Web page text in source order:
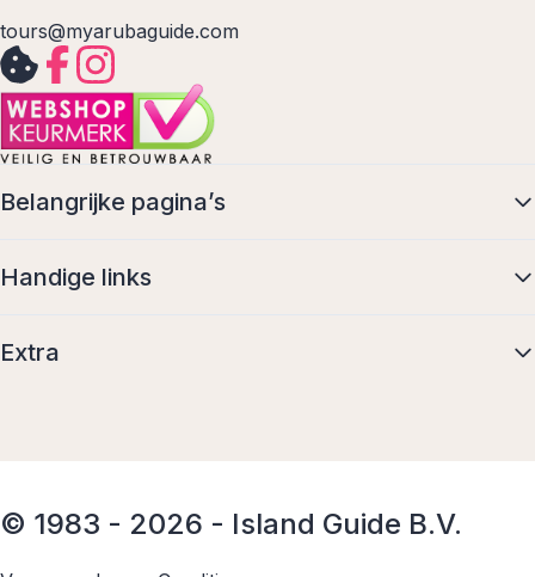
tours@myarubaguide.com
Belangrijke pagina’s
Handige links
Extra
© 1983 - 2026 - Island Guide B.V.